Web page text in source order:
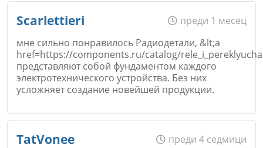
Scarlettieri
преди 1 месец
мне сильно понравилось Радиодетали, &lt;a
href=https://components.ru/catalog/
представляют собой фундаментом каждого
электротехнического устройства. Без них
усложняет создание новейшей продукции.
TatVonee
преди 4 седмици